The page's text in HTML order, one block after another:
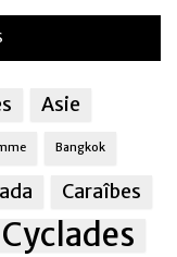
Asie
Bangkok
Caraîbes
Cyclades